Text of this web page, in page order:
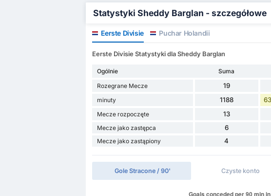
Statystyki Sheddy Barglan - szczegółowe
Eerste Divisie Puchar Holandii
Eerste Divisie Statystyki dla Sheddy Barglan
Ogólnie Suma
Rozegrane Mecze
19
minuty 1188
Mecze rozpoczęte 13
Mecze jako zastępca 6
Mecze jako zastąpiony 4
Gole Stracone / 90' Czyste konto